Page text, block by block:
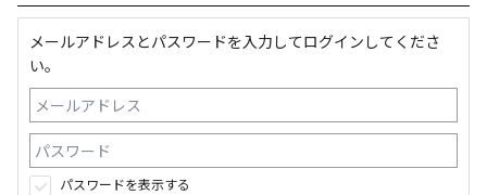
メールアドレスとパスワードを入力してログインしてくださ
い。
パスワードを表示する